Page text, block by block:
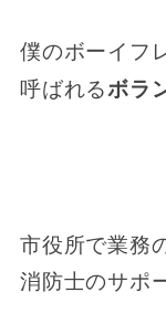
僕のボーイフ
呼ばれるボラ
市役所で業務
消防士のサポ